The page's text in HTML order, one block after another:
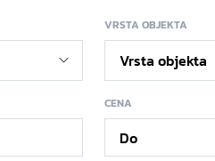
VRSTA OBJEKTA
CENA